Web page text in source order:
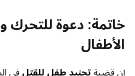
خاتمة: دعوة للتحرك
الأطفال